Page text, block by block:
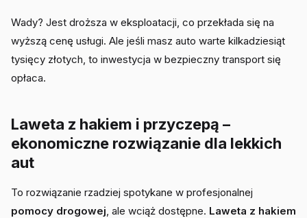
Wady? Jest droższa w eksploatacji, co przekłada się na
wyższą cenę usługi. Ale jeśli masz auto warte kilkadziesiąt
tysięcy złotych, to inwestycja w bezpieczny transport się
opłaca.
Laweta z hakiem i przyczepą –
ekonomiczne rozwiązanie dla lekkich
aut
To rozwiązanie rzadziej spotykane w profesjonalnej
pomocy drogowej, ale wciąż dostępne. Laweta z hakiem